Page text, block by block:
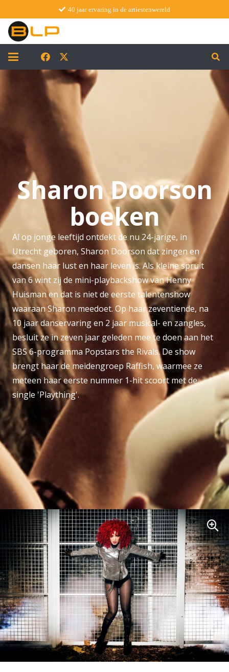
40 jaar ervaring in de artiestenwereld
Sharon Doorson
boeken
Al op jonge leeftijd ontdekt de nu 24-jarige, in
Utrecht geboren, Sharon Doorson dat zingen en
dansen haar lust en haar leven is. Als kleine spruit
van 6 wint zij de mini-playbackshow van Henny
Huisman en dat is niet de eerste talentenshow
waaraan Sharon meedoet. Op haar zeventiende, na
10 jaar danservaring en 2 jaar musical- en zangles,
besluit ze in zeven jaar geleden mee te doen aan het
SBS 6-programma Popstars the Rivals. De show
brengt haar de meidengroep Raffish, waarmee ze
meteen haar eerste nummer 1-hit scoort met de
single 'Plaything'.